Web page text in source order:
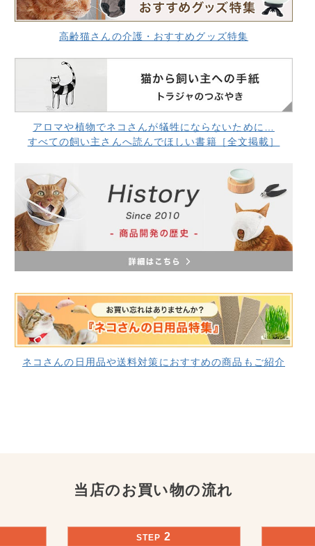
高齢猫さんの介護・おすすめグッズ特集
アロマや植物でネコさんが犠牲にならないために…
すべての飼い主さんへ読んでほしい書籍［全文掲載］
ネコさんの日用品や送料対策におすすめの商品もご紹介
当店のお買い物の流れ
STEP 2